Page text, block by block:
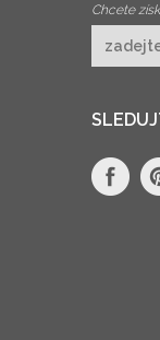
Chcete